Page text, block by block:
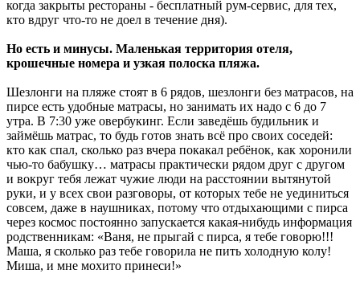
когда закрыты рестораны - бесплатный рум-сервис, для тех,
кто вдруг что-то не доел в течение дня).
Но есть и минусы. Маленькая территория отеля,
крошечные номера и узкая полоска пляжа.
Шезлонги на пляже стоят в 6 рядов, шезлонги без матрасов, на
пирсе есть удобные матрасы, но занимать их надо с 6 до 7
утра. В 7:30 уже овербукинг. Если заведёшь будильник и
займёшь матрас, то будь готов знать всё про своих соседей:
кто как спал, сколько раз вчера покакал ребёнок, как хоронили
чью-то бабушку… матрасы практически рядом друг с другом
и вокруг тебя лежат чужие люди на расстоянии вытянутой
руки, и у всех свои разговоры, от которых тебе не уединиться
совсем, даже в наушниках, потому что отдыхающими с пирса
через космос постоянно запускается какая-нибудь информация
родственникам: «Ваня, не прыгай с пирса, я тебе говорю!!!
Маша, я сколько раз тебе говорила не пить холодную колу!
Миша, и мне мохито принеси!»